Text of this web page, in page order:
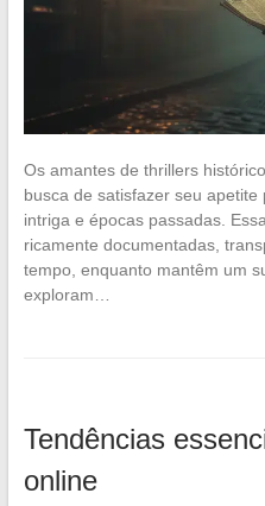
Os amantes de thrillers
busca de satisfazer seu
intriga e épocas passadas.
ricamente documentadas,
tempo, enquanto mantêm um
exploram…
Tendências
online